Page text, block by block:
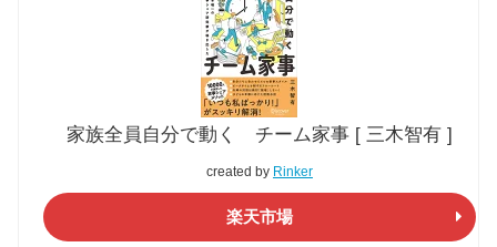
家族全員自分で動く チーム家事 [ 三木智有 ]
created by Rinker
楽天市場